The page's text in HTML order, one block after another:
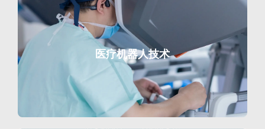
医疗机器人技术